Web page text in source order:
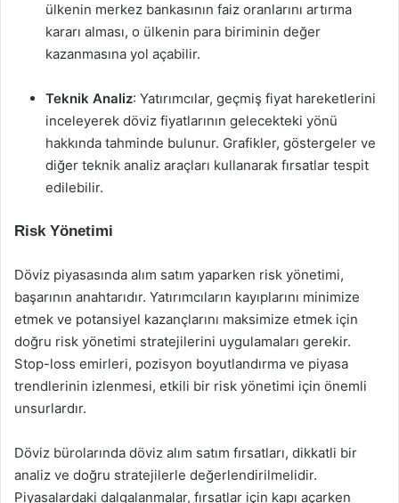
ülkenin merkez bankasının faiz oranlarını artırma
kararı alması, o ülkenin para biriminin değer
kazanmasına yol açabilir.
Teknik Analiz: Yatırımcılar, geçmiş fiyat hareketlerini
inceleyerek döviz fiyatlarının gelecekteki yönü
hakkında tahminde bulunur. Grafikler, göstergeler ve
diğer teknik analiz araçları kullanarak fırsatlar tespit
edilebilir.
Risk Yönetimi
Döviz piyasasında alım satım yaparken risk yönetimi,
başarının anahtarıdır. Yatırımcıların kayıplarını minimize
etmek ve potansiyel kazançlarını maksimize etmek için
doğru risk yönetimi stratejilerini uygulamaları gerekir.
Stop-loss emirleri, pozisyon boyutlandırma ve piyasa
trendlerinin izlenmesi, etkili bir risk yönetimi için önemli
unsurlardır.
Döviz bürolarında döviz alım satım fırsatları, dikkatli bir
analiz ve doğru stratejilerle değerlendirilmelidir.
Piyasalardaki dalgalanmalar, fırsatlar için kapı açarken